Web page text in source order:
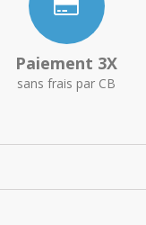
Paiement 3X
sans frais par CB